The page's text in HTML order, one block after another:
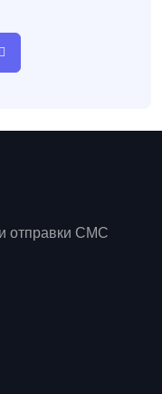
отправки СМС